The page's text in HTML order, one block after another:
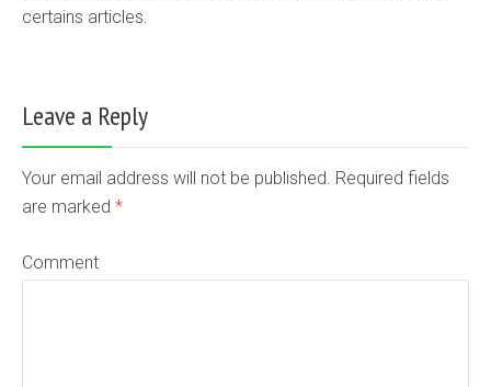
certains articles.
Leave a Reply
Your email address will not be published. Required fields
are marked *
Comment